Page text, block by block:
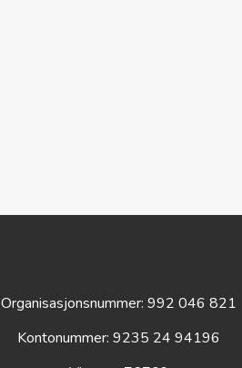
Organisasjonsnummer: 992 046 821
Kontonummer: 9235 24 94196